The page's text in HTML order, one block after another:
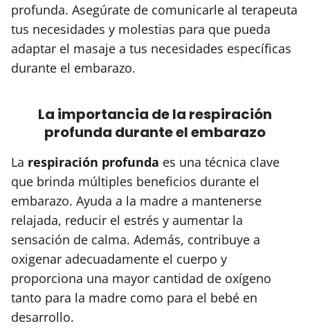
profunda. Asegúrate de comunicarle al terapeuta
tus necesidades y molestias para que pueda
adaptar el masaje a tus necesidades específicas
durante el embarazo.
La importancia de la respiración
profunda durante el embarazo
La respiración profunda es una técnica clave
que brinda múltiples beneficios durante el
embarazo. Ayuda a la madre a mantenerse
relajada, reducir el estrés y aumentar la
sensación de calma. Además, contribuye a
oxigenar adecuadamente el cuerpo y
proporciona una mayor cantidad de oxígeno
tanto para la madre como para el bebé en
desarrollo.